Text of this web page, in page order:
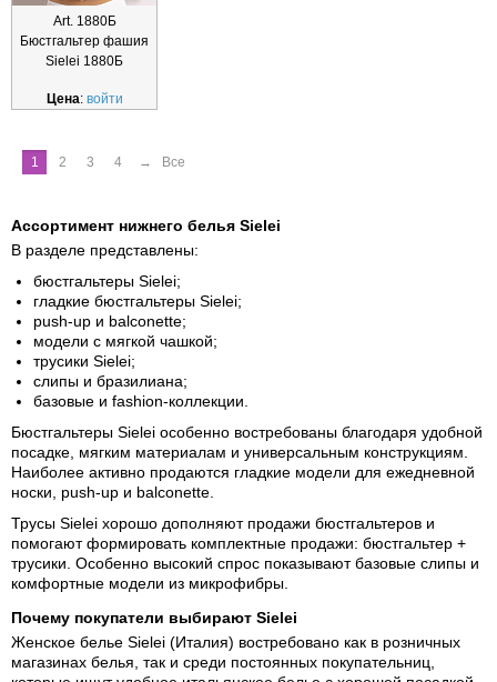
Art. 1880Б
Бюстгальтер фашия
Sielei 1880Б
Цена: войти
1 2 3 4 → Все
Ассортимент нижнего белья Sielei
В разделе представлены:
бюстгальтеры Sielei;
гладкие бюстгальтеры Sielei;
push-up и balconette;
модели с мягкой чашкой;
трусики Sielei;
слипы и бразилиана;
базовые и fashion-коллекции.
Бюстгальтеры Sielei особенно востребованы благодаря удобной
посадке, мягким материалам и универсальным конструкциям.
Наиболее активно продаются гладкие модели для ежедневной
носки, push-up и balconette.
Трусы Sielei хорошо дополняют продажи бюстгальтеров и
помогают формировать комплектные продажи: бюстгальтер +
трусики. Особенно высокий спрос показывают базовые слипы и
комфортные модели из микрофибры.
Почему покупатели выбирают Sielei
Женское белье Sielei (Италия) востребовано как в розничных
магазинах белья, так и среди постоянных покупательниц,